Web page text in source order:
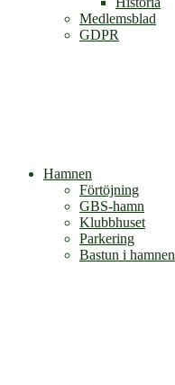
Medlemsblad
GDPR
Hamnen
Förtöjning
GBS-hamn
Klubbhuset
Parkering
Bastun i hamnen